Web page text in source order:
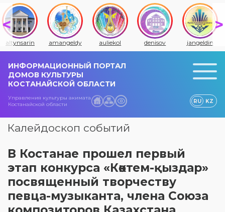
altynsarin amangeldy auliekol denisov jangeldin
ИНФОРМАЦИОННЫЙ ПОРТАЛ
ДОМОВ КУЛЬТУРЫ
КОСТАНАЙСКОЙ ОБЛАСТИ
Управления культуры акимата
Костанайской области
RU KZ
Калейдоскоп событий
В Костанае прошел первый
этап конкурса «Көктем-қыздар»
посвященный творчеству
певца-музыканта, члена Союза